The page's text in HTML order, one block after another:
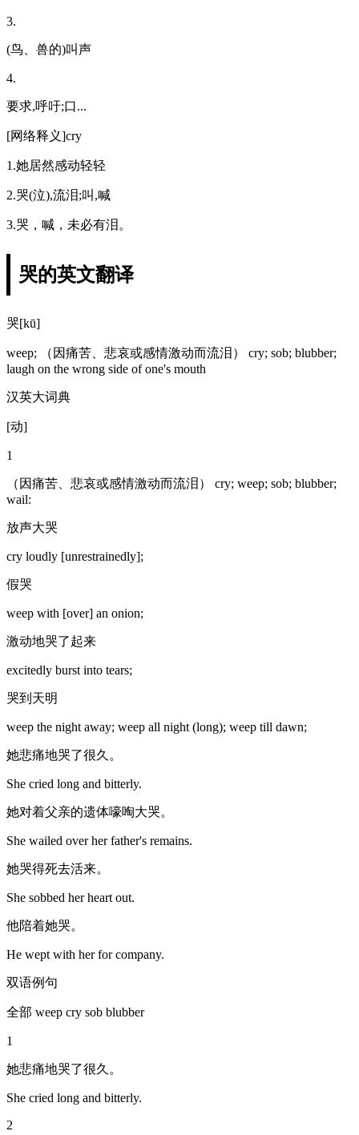
3.
(鸟、兽的)叫声
4.
要求,呼吁;口...
[网络释义]cry
1.她居然感动轻轻
2.哭(泣),流泪;叫,喊
3.哭，喊，未必有泪。
哭的英文翻译
哭[kū]
weep; （因痛苦、悲哀或感情激动而流泪） cry; sob; blubber;
laugh on the wrong side of one's mouth
汉英大词典
[动]
1
（因痛苦、悲哀或感情激动而流泪） cry; weep; sob; blubber;
wail:
放声大哭
cry loudly [unrestrainedly];
假哭
weep with [over] an onion;
激动地哭了起来
excitedly burst into tears;
哭到天明
weep the night away; weep all night (long); weep till dawn;
她悲痛地哭了很久。
She cried long and bitterly.
她对着父亲的遗体嚎啕大哭。
She wailed over her father's remains.
她哭得死去活来。
She sobbed her heart out.
他陪着她哭。
He wept with her for company.
双语例句
全部 weep cry sob blubber
1
她悲痛地哭了很久。
She cried long and bitterly.
2